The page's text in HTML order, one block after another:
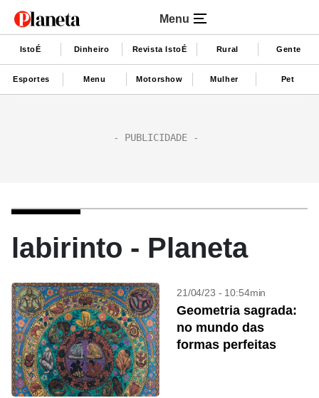
Menu
IstoÉ Dinheiro Revista IstoÉ Rural Gente
Esportes Menu Motorshow Mulher Pet
labirinto - Planeta
21/04/23 - 10:54min
Geometria sagrada:
no mundo das
formas perfeitas